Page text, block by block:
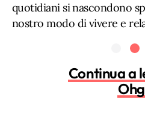
quotidiani si nascondono
nostro modo di vivere e
Continua a